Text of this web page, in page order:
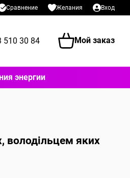
Сравнение Желания Вход
510 30 84 Мой заказ
энергии
володільцем яких